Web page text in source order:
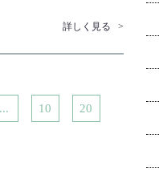
詳しく見る >
... 10 20